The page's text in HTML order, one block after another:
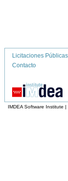
Licitaciones Públicas
Contacto
IMDEA Software Institute